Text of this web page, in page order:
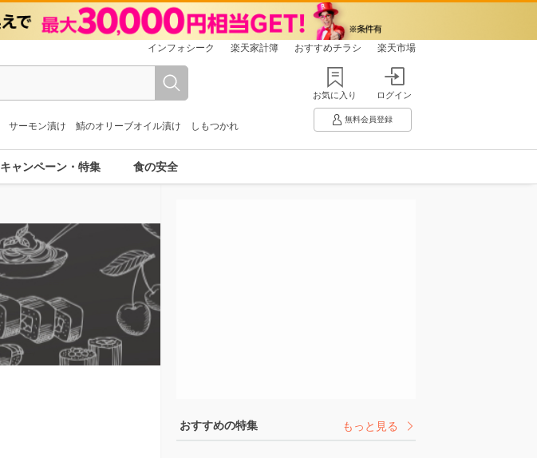
インフォシーク 楽天家計簿 おすすめチラシ 楽天市場
サーモン漬け 鯖のオリーブオイル漬け しもつかれ
お気に入り ログイン
無料会員登録
キャンペーン・特集 食の安全
おすすめの特集 もっと見る